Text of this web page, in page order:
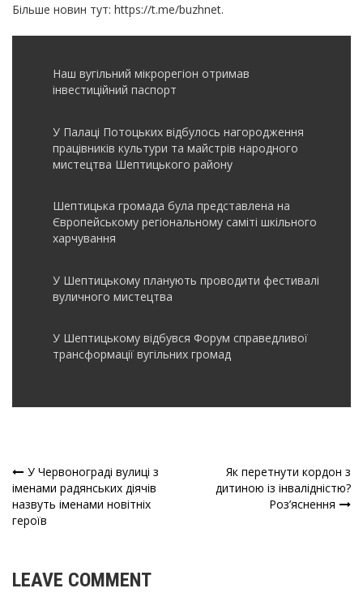
Більше новин тут: https://t.me/buzhnet.
Наш вугільний мікрорегіон отримав
інвеcтиційний паспорт
У Палаці Потоцьких відбулось нагородження
працівників культури та майстрів народного
мистецтва Шептицького району
Шептицька громада була представлена на
Європейському регіональному саміті шкільного
харчування
У Шептицькому планують проводити фестивалі
вуличного мистецтва
У Шептицькому відбувся Форум справедливої
трансформації вугільних громад
Навігація
записів
У Червонограді вулиці з
іменами радянських діячів
назвуть іменами новітніх
героїв
Як перетнути кордон з
дитиною із інвалідністю?
Роз’яснення
LEAVE COMMENT